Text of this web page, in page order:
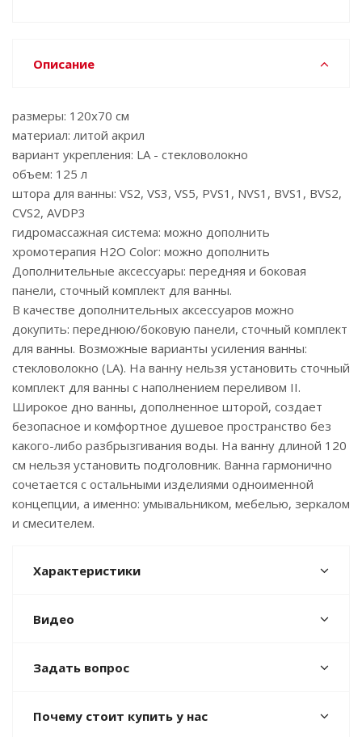
Описание
размеры: 120x70 см
материал: литой акрил
вариант укрепления: LA - стекловолокно
объем: 125 л
штора для ванны: VS2, VS3, VS5, PVS1, NVS1, BVS1, BVS2,
CVS2, AVDP3
гидромассажная система: можно дополнить
хромотерапия H2O Color: можно дополнить
Дополнительные аксессуары: передняя и боковая
панели, сточный комплект для ванны.
В качестве дополнительных аксессуаров можно
докупить: переднюю/боковую панели, сточный комплект
для ванны. Возможные варианты усиления ванны:
стекловолокно (LA). На ванну нельзя установить сточный
комплект для ванны с наполнением переливом II.
Широкое дно ванны, дополненное шторой, создает
безопасное и комфортное душевое пространство без
какого-либо разбрызгивания воды. На ванну длиной 120
см нельзя установить подголовник. Ванна гармонично
сочетается с остальными изделиями одноименной
концепции, а именно: умывальником, мебелью, зеркалом
и смесителем.
Характеристики
Видео
Задать вопрос
Почему стоит купить у нас